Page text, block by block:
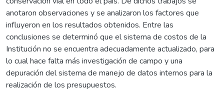
anotaron observaciones y se analizaron los factores que
influyeron en los resultados obtenidos. Entre las
conclusiones se determinó que el sistema de costos de la
Institución no se encuentra adecuadamente actualizado, para
lo cual hace falta más investigación de campo y una
depuración del sistema de manejo de datos internos para la
realización de los presupuestos.